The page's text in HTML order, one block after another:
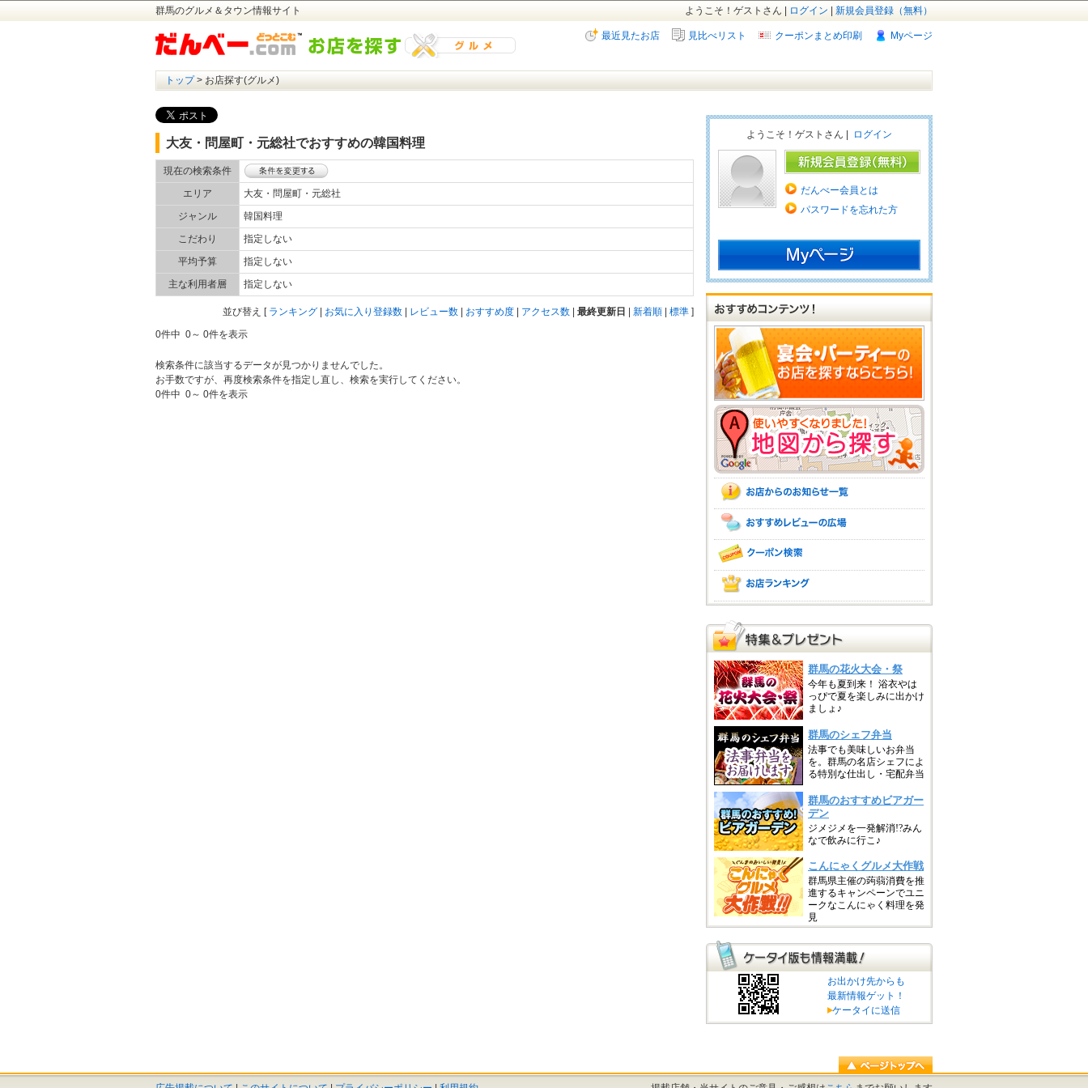
群馬のグルメ＆タウン情報サイト 新規会員登録（無料）
ログイン
ようこそ！ゲストさん |
Myページ
クーポンまとめ印刷
見比べリスト
最近見たお店
トップ> お店探す(グルメ)
大友・問屋町・元総社でおすすめの韓国料理
現在の検索条件
エリア
大友・問屋町・元総社
ジャンル
韓国料理
こだわり
指定しない
平均予算
指定しない
主な利用者層
指定しない
]
標準
新着順
最終更新日
アクセス数
おすすめ度
レビュー数
お気に入り登録数
ランキング
[
並び替え
0件中 0～ 0件を表示
検索条件に該当するデータが見つかりませんでした。
お手数ですが、再度検索条件を指定し直し、検索を実行してください。
0件中 0～ 0件を表示
ようこそ！ゲストさん | ログイン
だんべー会員とは
パスワードを忘れた方
お出かけ先からも
最新情報ゲット！
ケータイに送信